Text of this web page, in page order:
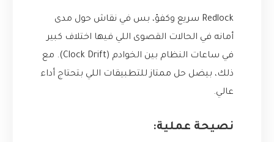
Redlock سريع وكفؤ، بس في نقاش حول مدى
أمانه في الحالات القصوى اللي فيها اختلاف كبير
في ساعات النظام بين الخوادم (Clock Drift). مع
ذلك، بيضل حل ممتاز للتطبيقات اللي بتحتاج أداء
عالي.
نصيحة عملية: